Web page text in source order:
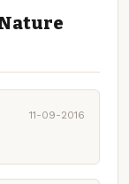
11-09-2016